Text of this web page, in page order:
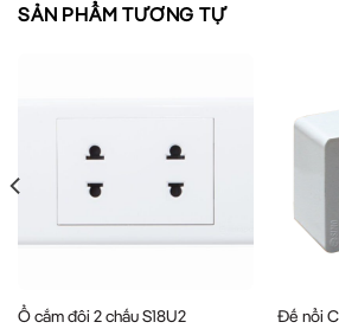
SẢN PHẨM TƯƠNG TỰ
Ổ cắm đôi 2 chấu S18U2 Đế nổi